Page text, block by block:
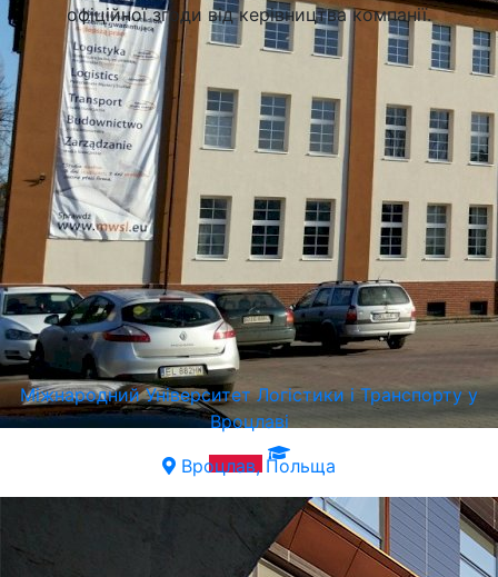
Міжнародний Університет Логістики і Транспорту у
Вроцлаві
Вроцлав, Польща
офіційної згоди від керівництва компанії.